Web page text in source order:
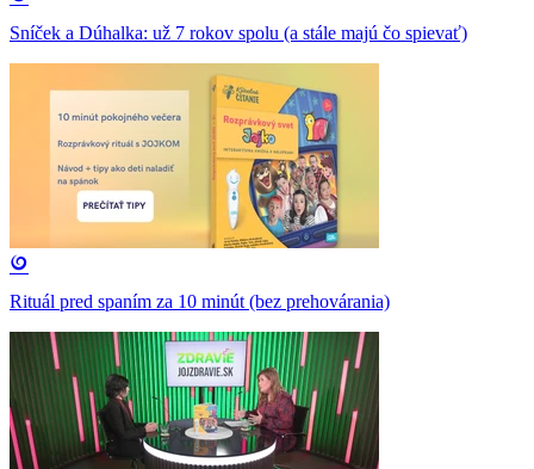
Sníček a Dúhalka: už 7 rokov spolu (a stále majú čo spievať)
Rituál pred spaním za 10 minút (bez prehovárania)